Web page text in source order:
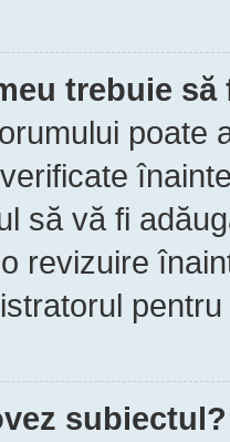
trebuie
poate
să vă fi
revizuire
subiectul?